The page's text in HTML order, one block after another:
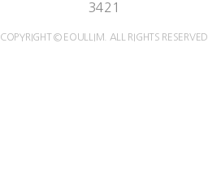
3421
COPYRIGHT © EOULLIM. ALL RIGHTS RESERVED